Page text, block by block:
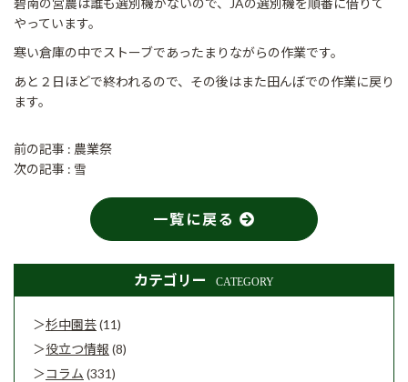
碧南の営農は誰も選別機がないので、JAの選別機を順番に借りて
やっています。
寒い倉庫の中でストーブであったまりながらの作業です。
あと２日ほどで終われるので、その後はまた田んぼでの作業に戻り
ます。
前の記事 : 農業祭
次の記事 : 雪
一覧に戻る
カテゴリー CATEGORY
杉中園芸(11)
役立つ情報 (8)
コラム (331)